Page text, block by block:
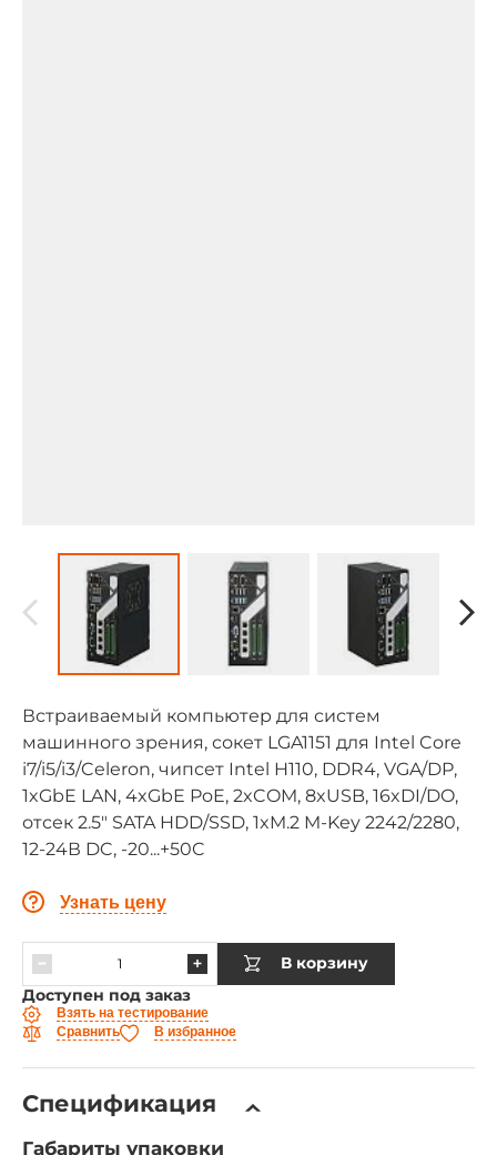
Встраиваемый компьютер для систем
машинного зрения, сокет LGA1151 для Intel Core
i7/i5/i3/Celeron, чипсет Intel H110, DDR4, VGA/DP,
1xGbE LAN, 4xGbE PoE, 2xCOM, 8xUSB, 16xDI/DO,
отсек 2.5" SATA HDD/SSD, 1xM.2 M-Key 2242/2280,
12-24В DC, -20...+50C
Узнать цену
В корзину
Доступен под заказ
Взять на тестирование
Сравнить
В избранное
Спецификация
Габариты упаковки